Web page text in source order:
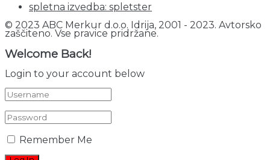
spletna izvedba: spletster
© 2023 ABC Merkur d.o.o. Idrija, 2001 - 2023. Avtorsko
zaščiteno. Vse pravice pridržane.
Welcome Back!
Login to your account below
Remember Me